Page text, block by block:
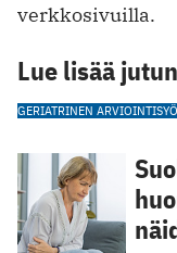
verkkosivuilla.
Lue lisää
GERIATRINEN ARVIOINTI